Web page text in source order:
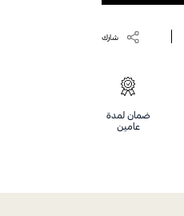
شارك
ضمان لمدة
عامين